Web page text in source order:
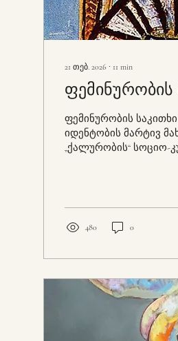
21 თებ. 2026 ∙ 11 min
ფემინურობის
ფემინურობის
იდენტობის მარტივ
„ქალურობის“
ანტაგონიზმებისა
ფსიქოანალიტიკური
სუბიექტის პოზიციას
480 0